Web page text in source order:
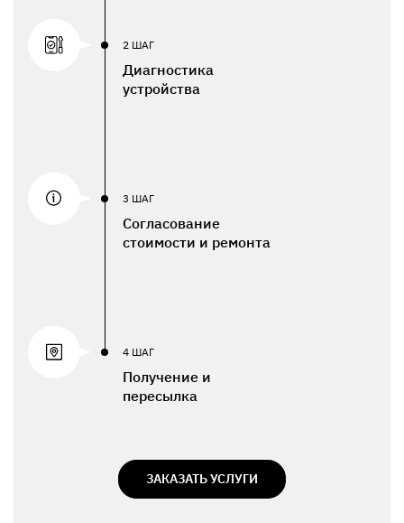
2 ШАГ
Диагностика
устройства
3 ШАГ
Согласование
стоимости и ремонта
4 ШАГ
Получение и
пересылка
ЗАКАЗАТЬ УСЛУГИ